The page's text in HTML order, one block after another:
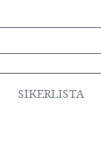
SIKERLISTA